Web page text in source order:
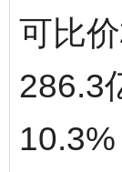
可比
286.3